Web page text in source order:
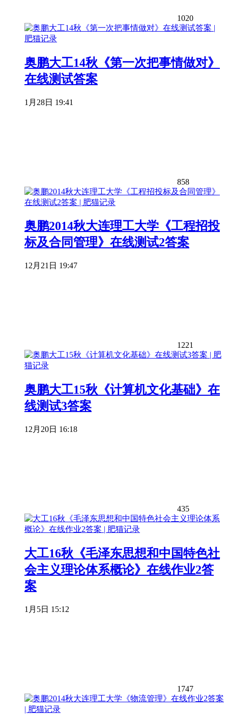
1020
奥鹏大工14秋《第一次把事情做对》
在线测试答案
1月28日 19:41
858
奥鹏2014秋大连理工大学《工程招投
标及合同管理》在线测试2答案
12月21日 19:47
1221
奥鹏大工15秋《计算机文化基础》在
线测试3答案
12月20日 16:18
435
大工16秋《毛泽东思想和中国特色社
会主义理论体系概论》在线作业2答
案
1月5日 15:12
1747